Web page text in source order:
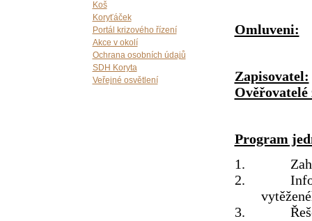
Koš
Koryťáček
Portál krizového řízení
Akce v okolí
Ochrana osobních údajů
SDH Koryta
Veřejné osvětlení
Omluveni:
Zapisovatel:
Program
1.
2.
3.